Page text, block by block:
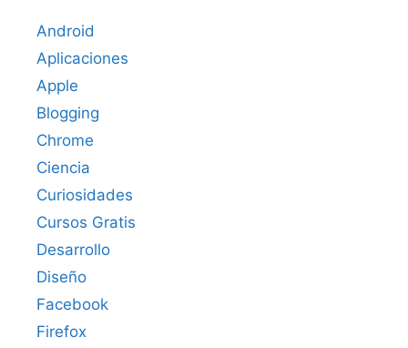
Android
Aplicaciones
Apple
Blogging
Chrome
Ciencia
Curiosidades
Cursos Gratis
Desarrollo
Diseño
Facebook
Firefox